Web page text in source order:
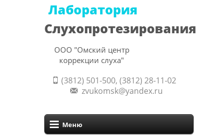
Лаборатория
Слухопротезирования
ООО "Омский центр
коррекции слуха"
(3812) 501-500, (3812) 28-11-02
zvukomsk@yandex.ru
Меню